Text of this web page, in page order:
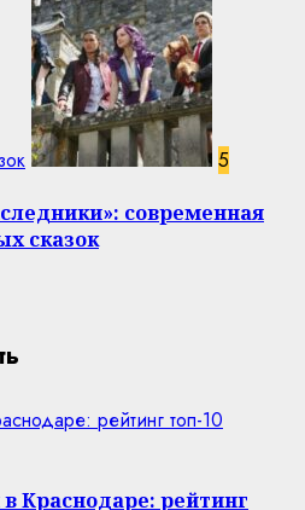
5
современная
сказок
рейтинг топ-10
Краснодаре: рейтинг